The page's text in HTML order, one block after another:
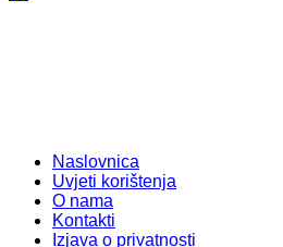
Naslovnica
Uvjeti korištenja
O nama
Kontakti
Izjava o privatnosti